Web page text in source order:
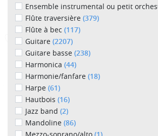
Ensemble instrumental ou petit
Flûte traversière (379)
Flûte à bec (117)
Guitare (2207)
Guitare basse (238)
Harmonica (44)
Harmonie/fanfare (18)
Harpe (61)
Hautbois (16)
Jazz band (2)
Mandoline (86)
Mezzo-soprano/alto (1)